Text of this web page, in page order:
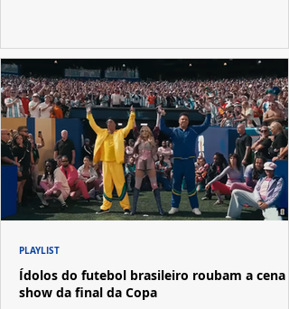
Ídolos do futebol brasileiro roubam a cena
show da final da Copa
PLAYLIST